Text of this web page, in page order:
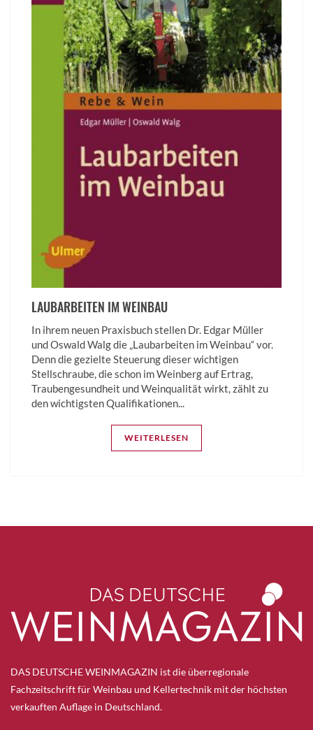
LAUBARBEITEN IM WEINBAU
In ihrem neuen Praxisbuch stellen Dr. Edgar Müller
und Oswald Walg die „Laubarbeiten im Weinbau“ vor.
Denn die gezielte Steuerung dieser wichtigen
Stellschraube, die schon im Weinberg auf Ertrag,
Traubengesundheit und Weinqualität wirkt, zählt zu
den wichtigsten Qualifikationen...
WEITERLESEN
DAS DEUTSCHE WEINMAGAZIN ist die überregionale
Fachzeitschrift für Weinbau und Kellertechnik mit der höchsten
verkauften Auflage in Deutschland.